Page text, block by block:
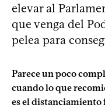
elevar al
que venga del
pelea para
Parece un poco
cuando lo que
es el distanciamiento